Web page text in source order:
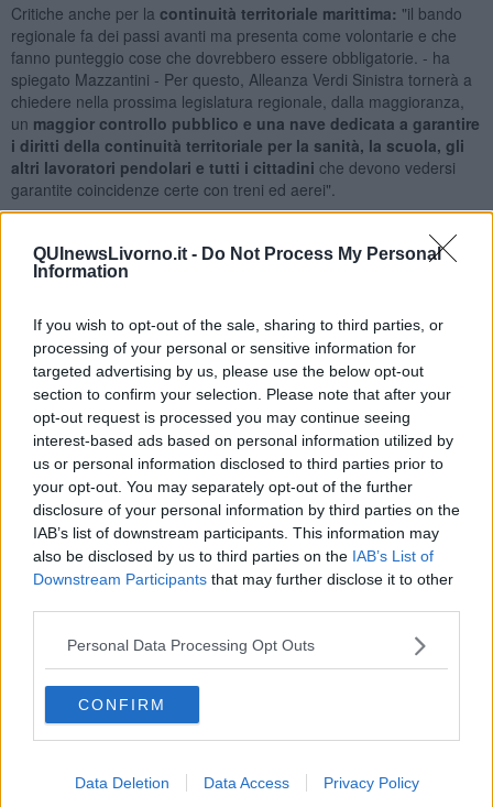
QUInewsLivorno.it - Do Not Process My Personal
Information
If you wish to opt-out of the sale, sharing to third parties, or
processing of your personal or sensitive information for
targeted advertising by us, please use the below opt-out
section to confirm your selection. Please note that after your
opt-out request is processed you may continue seeing
interest-based ads based on personal information utilized by
us or personal information disclosed to third parties prior to
your opt-out. You may separately opt-out of the further
disclosure of your personal information by third parties on the
IAB’s list of downstream participants. This information may
also be disclosed by us to third parties on the IAB’s List of
Downstream Participants that may further disclose it to other
Personal Data Processing Opt Outs
CONFIRM
Data Deletion Data Access Privacy Policy
Critiche anche per la continuità territoriale marittima: "il bando
regionale fa dei passi avanti ma presenta come volontarie e che
fanno punteggio cose che dovrebbero essere obbligatorie. - ha
spiegato Mazzantini - Per questo, Alleanza Verdi Sinistra tornerà a
chiedere nella prossima legislatura regionale, dalla maggioranza,
un maggior controllo pubblico e una nave dedicata a garantire
i diritti della continuità territoriale per la sanità, la scuola, gli
altri lavoratori pendolari e tutti i cittadini che devono vedersi
garantite coincidenze certe con treni ed aerei".
"Dopo le alluvioni che hanno colpito sempre più violentemente e
frequentemente l’Elba e la Toscana, - ha aggiunto - AVS
adattamento, il Piano triennale per la neutralità climatica, il
Piano regionale di adattamento,tutti integrati con i piani
comunali e soggetti ad aggiornamenti periodici. I Comuni, inoltre,
dovranno adottare Piani d’Azione per l’Energia Sostenibile e il
Clima, con il sostegno di fondi regionali. La legge prevederà anche
strumenti innovativi come big data e intelligenza artificiale, un
bilancio verde, l’integrazione tra salute e clima, l’istituzione di una
Assemblea dei giovani per il clima, e percorsi di educazione
climatica. Anche le “città spugna” sono una soluzione già
sperimentata e attuabile per adattare città e paesi al cambiamento
climatico".
"Bisognaridurre il consumo di suolo e incentivare l’edilizia
sociale e pubblicaper permettere a chi non riesce a pagare casa
aggiunto.
Mazzantini ha ricordato che "le guerre che stanno devastando il
mondo - anche quella in Palestina – sono per il gas e il petrolio e
che stanno smantellando l’European Green Deal e gli accordi
0nu/Unfccc per ridurre le emissioni climalteranti a livello europeo e